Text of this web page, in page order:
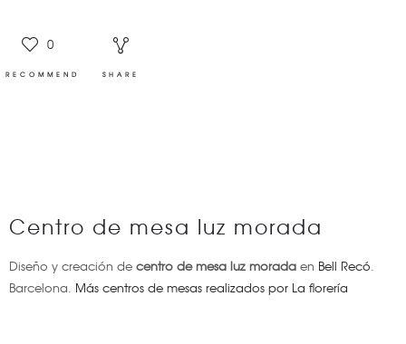
0
RECOMMEND SHARE
Centro de mesa luz morada
Diseño y creación de centro de mesa luz morada en Bell Recó.
Barcelona. Más centros de mesas realizados por La florería